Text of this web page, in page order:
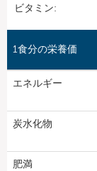
ビタミン:
1食分の栄養価
エネルギー
炭水化物
肥満